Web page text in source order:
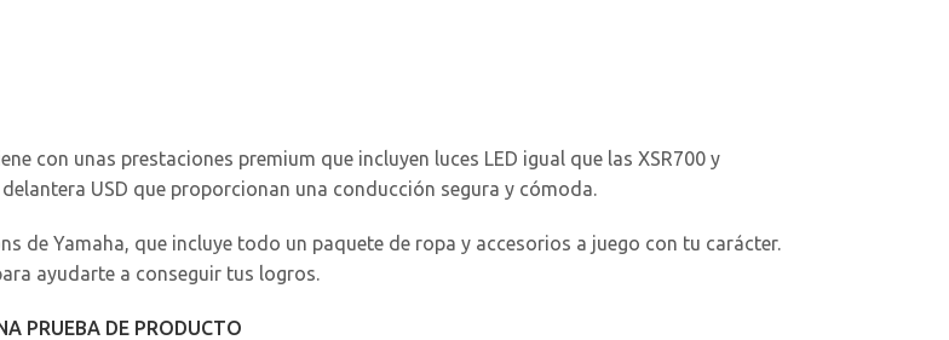
con unas prestaciones premium que incluyen luces LED igual que las XSR700 y
USD que proporcionan una conducción segura y cómoda.
de Yamaha, que incluye todo un paquete de ropa y accesorios a juego con tu carácter.
ayudarte a conseguir tus logros.
PRUEBA DE PRODUCTO